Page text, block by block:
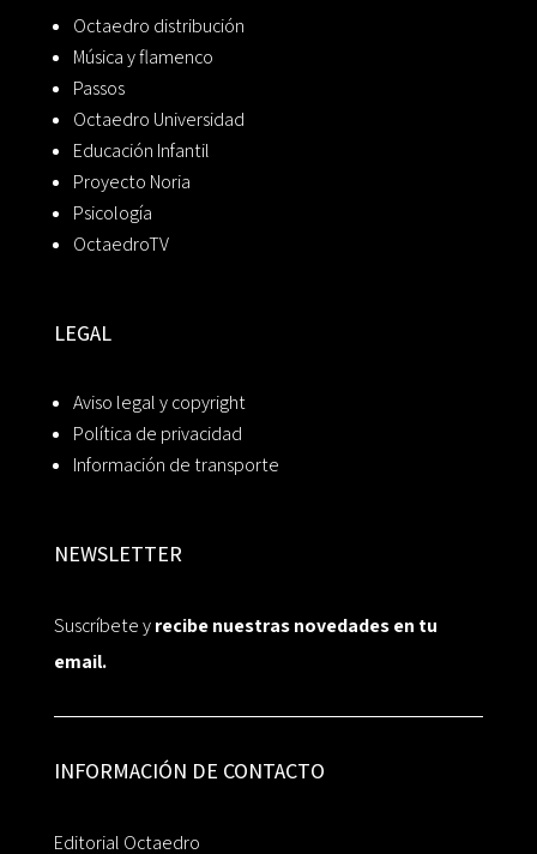
Octaedro distribución
Música y flamenco
Passos
Octaedro Universidad
Educación Infantil
Proyecto Noria
Psicología
OctaedroTV
LEGAL
Aviso legal y copyright
Política de privacidad
Información de transporte
NEWSLETTER
Suscríbete yrecibe nuestras novedades en tu
email.
INFORMACIÓN DE CONTACTO
Editorial Octaedro